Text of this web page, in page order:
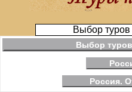
Выбор
Выбор
Россия.